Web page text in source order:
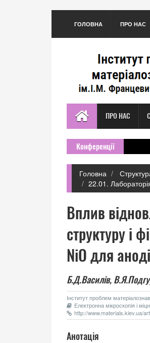
ГОЛОВНА ПРО НАС
ПРО НАС
Конференції
Головна
22.01.
Вплив
структуру і
NiO для
Б.Д.Василів,
Інститут проблем
Електронна мікроскопія і
http://www.materials.kiev.ua/
Анотація